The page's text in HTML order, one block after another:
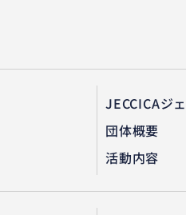
JECCICAジ
団体概要
活動内容